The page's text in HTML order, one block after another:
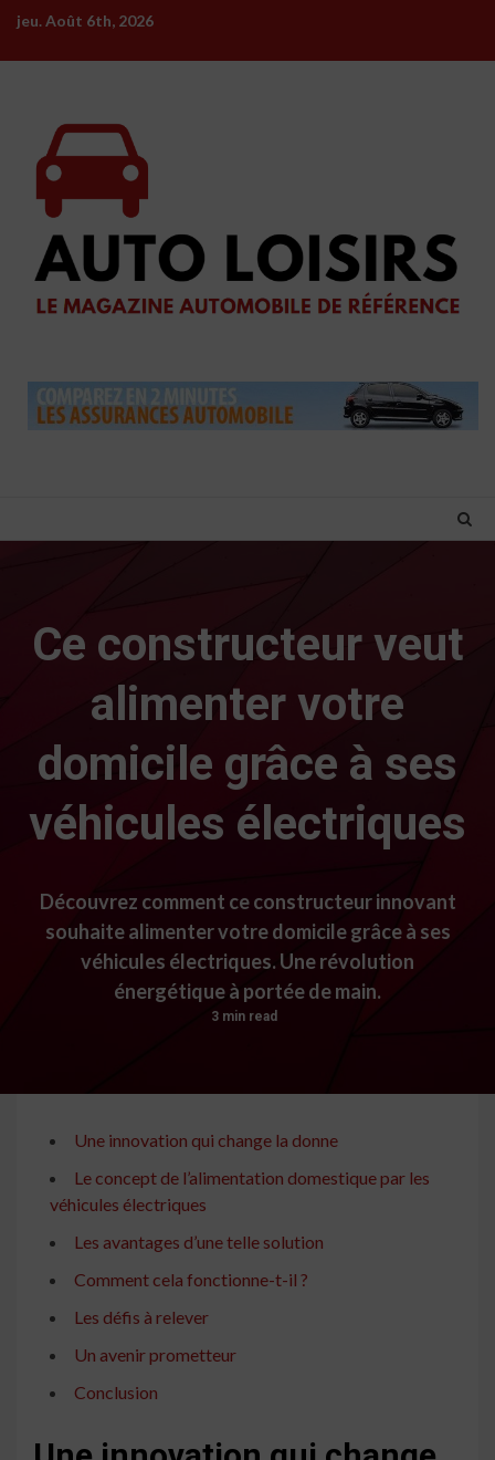
Skip
content
jeu. Août 6th, 2026
Ce constructeur veut
alimenter votre
domicile grâce à ses
véhicules électriques
Découvrez comment ce constructeur innovant
souhaite alimenter votre domicile grâce à ses
véhicules électriques. Une révolution
énergétique à portée de main.
3 min read
Une innovation qui change la donne
Le concept de l’alimentation domestique par les
véhicules électriques
Les avantages d’une telle solution
Comment cela fonctionne-t-il ?
Les défis à relever
Un avenir prometteur
Conclusion